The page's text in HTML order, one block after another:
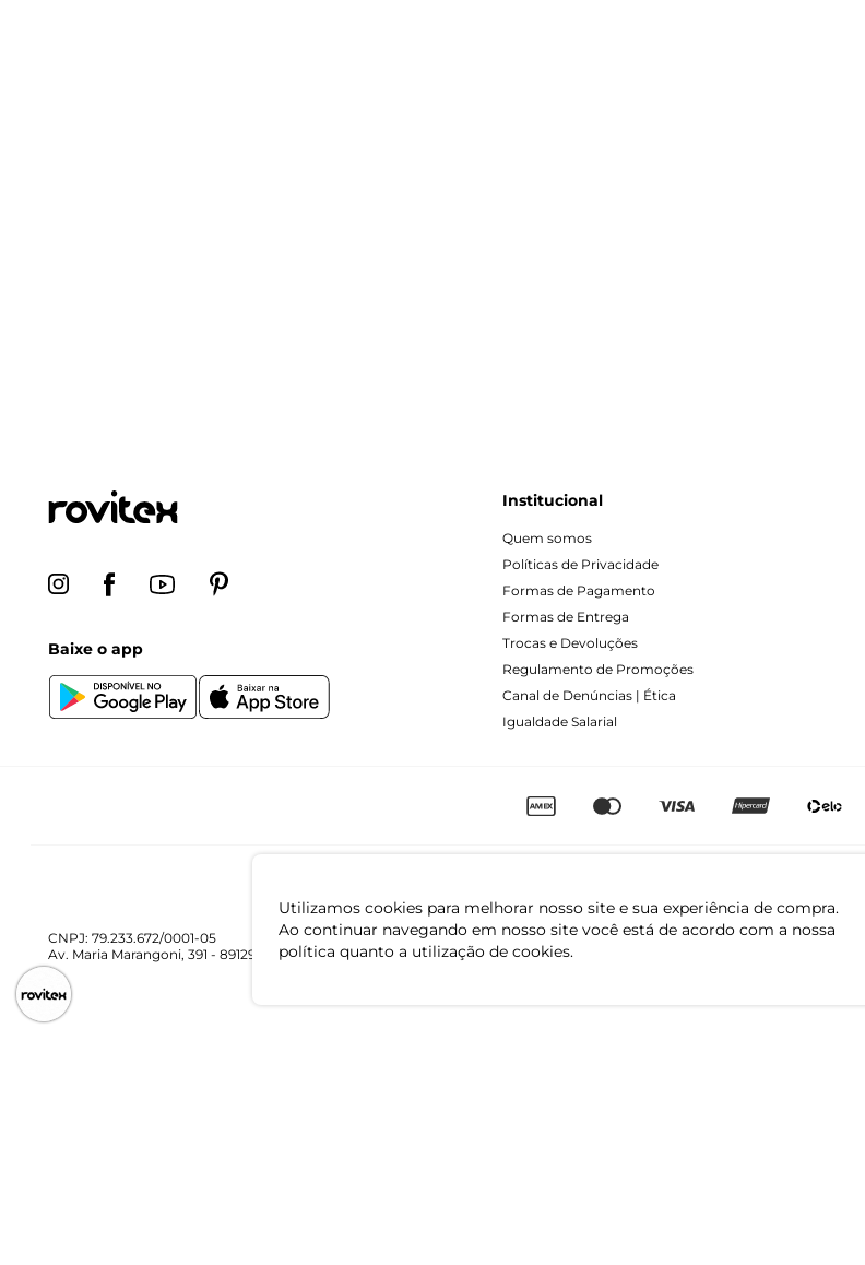
Utilizamos cookies para melhorar nosso site e sua experiência de compra.
Ao continuar navegando em nosso site você está de acordo com a nossa
política quanto a utilização de cookies.
Baixe o app
Institucional
Quem somos
Políticas de Privacidade
Formas de Pagamento
Formas de Entrega
Trocas e Devoluções
Regulamento de Promoções
Canal de Denúncias | Ética
Igualdade Salarial
CNPJ: 79.233.672/0001-05
Av. Maria Marangoni, 391 - 89129-080 - Luiz Alves - SC